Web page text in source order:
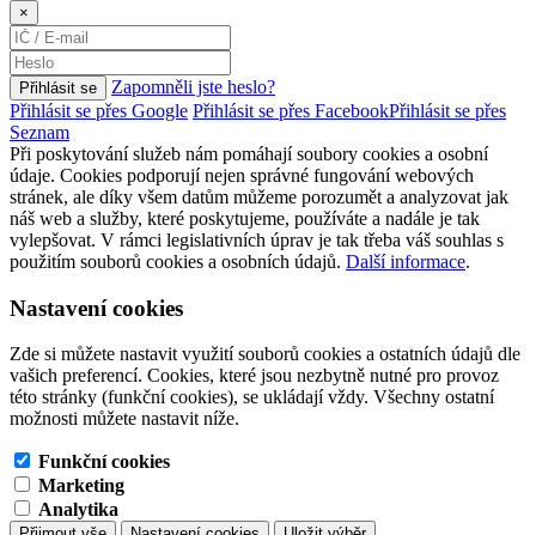
×
Přihlásit se
Zapomněli jste heslo?
Přihlásit se přes Google Přihlásit se přes FacebookPřihlásit se přes
Seznam
Při poskytování služeb nám pomáhají soubory cookies a osobní
údaje. Cookies podporují nejen správné fungování webových
stránek, ale díky všem datům můžeme porozumět a analyzovat jak
náš web a služby, které poskytujeme, používáte a nadále je tak
vylepšovat. V rámci legislativních úprav je tak třeba váš souhlas s
použitím souborů cookies a osobních údajů. Další informace.
Nastavení cookies
Zde si můžete nastavit využití souborů cookies a ostatních údajů dle
vašich preferencí. Cookies, které jsou nezbytně nutné pro provoz
této stránky (funkční cookies), se ukládají vždy. Všechny ostatní
možnosti můžete nastavit níže.
Funkční cookies
Marketing
Analytika